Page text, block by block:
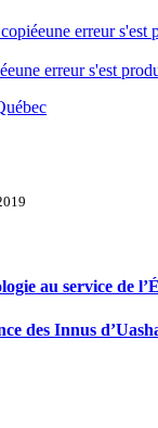
une erreur s'est
une erreur s'est
au service de
des Innus